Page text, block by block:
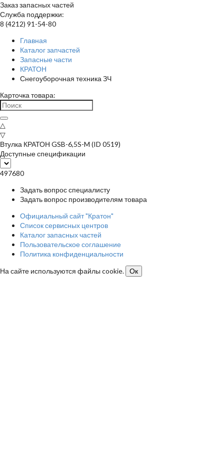
Заказ запасных частей
Служба поддержки:
8 (4212) 91-54-80
Главная
Каталог запчастей
Запасные части
КРАТОН
Снегоуборочная техника ЗЧ
Карточка товара:
△
▽
Втулка КРАТОН GSB-6,5S-M (ID 0519)
Доступные спецификации
497680
Задать вопрос специалисту
Задать вопрос производителям товара
Официальный сайт "Кратон"
Список сервисных центров
Каталог запасных частей
Пользовательское соглашение
Политика конфиденциальности
На сайте используются файлы cookie.
Ок